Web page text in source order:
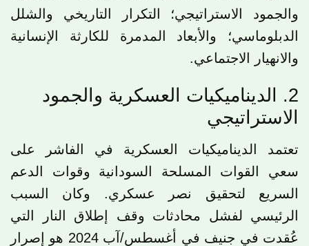
والجمود الاستراتيجي؛ التكرار التاريخي والشلل
الدبلوماسي؛ والأبعاد المدمرة للكارثة الإنسانية
والانهيار الاجتماعي.
2. الديناميكيات العسكرية والجمود
الاستراتيجي
تعتمد الديناميكيات العسكرية في الفاشر على
سعي القوات المسلحة السودانية وقوات الدعم
السريع لتحقيق نصر عسكري. وكان السبب
الرئيسي لفشل محادثات وقف إطلاق النار التي
عُقدت في جنيف في أغسطس/آب 2024 هو إصرار